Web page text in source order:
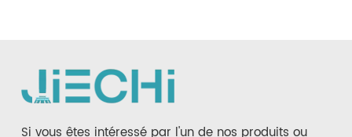
Si vous êtes intéressé par l'un de nos produits ou